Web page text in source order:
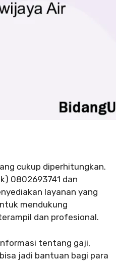
cukup diperhitungkan.
0802693741 dan
layanan yang
mendukung
dan profesional.
tentang gaji,
jadi bantuan bagi para